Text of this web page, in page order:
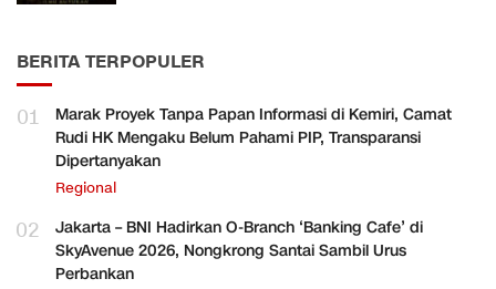
BERITA TERPOPULER
01
Marak Proyek Tanpa Papan Informasi di Kemiri, Camat
Rudi HK Mengaku Belum Pahami PIP, Transparansi
Dipertanyakan
Regional
02
Jakarta – BNI Hadirkan O-Branch ‘Banking Cafe’ di
SkyAvenue 2026, Nongkrong Santai Sambil Urus
Perbankan